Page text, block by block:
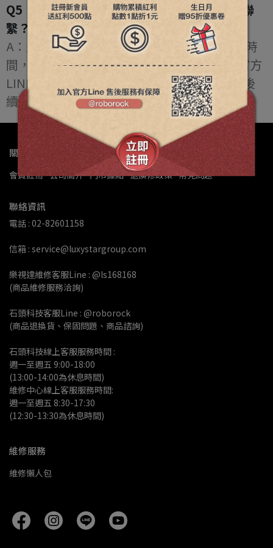
Q5：提出退貨申請後，是否仍需主動與客服聯
繫？
A：是，為確保退貨申請順利進行並縮短處理時
間，請於申請退貨完成後，主動透過本公司官方
LINE（@roborock）與客服人員聯繫，以利後
續安排，謝謝。
關於我們
會員註冊 公司簡介 門市據點 退換修政策 常見問題
聯絡資訊
電話 : 02-82601158
信箱 : service@luxystargroup.com
樂視達維修客服Line : @ls168168
(商品維修服務洽詢)
石頭科技客服Line : @roborock
(商品退換貨、保固問題、商品諮詢)
石頭科技線上客服服務時間 :
週一至週五 9:00-18:00
(13:00-14:00為休息時間)
維修中心線上客服服務時間:
週一至週五 8:30-17:30
(12:30-13:30為休息時間)
維修服務
維修懶人包